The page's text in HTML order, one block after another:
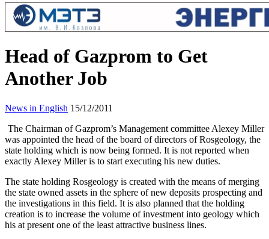
Head of Gazprom to Get
Another Job
News in English 15/12/2011
The Chairman of Gazprom’s Management committee Alexey Miller
was appointed the head of the board of directors of Rosgeology, the
state holding which is now being formed. It is not reported when
exactly Alexey Miller is to start executing his new duties.
The state holding Rosgeology is created with the means of merging
the state owned assets in the sphere of new deposits prospecting and
the investigations in this field. It is also planned that the holding
creation is to increase the volume of investment into geology which
his at present one of the least attractive business lines.